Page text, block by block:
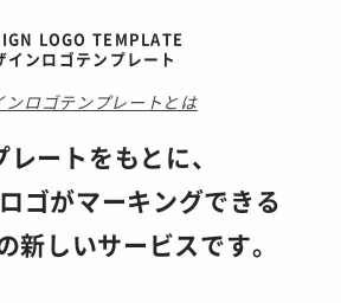
LOGO TEMPLATE
インロゴテンプレート
ンロゴテンプレートとは
レートをもとに、
ゴがマーキングできる
しいサービスです。